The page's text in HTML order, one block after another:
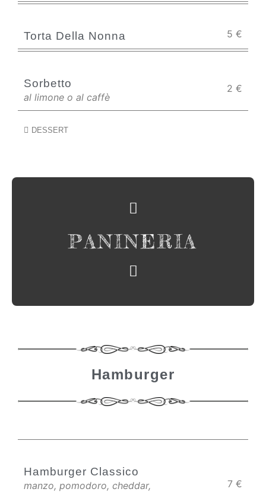
Torta Della Nonna 5 €
Sorbetto
al limone o al caffè
2 €
DESSERT
PANINERIA
Hamburger
Hamburger Classico
manzo, pomodoro, cheddar,
7 €